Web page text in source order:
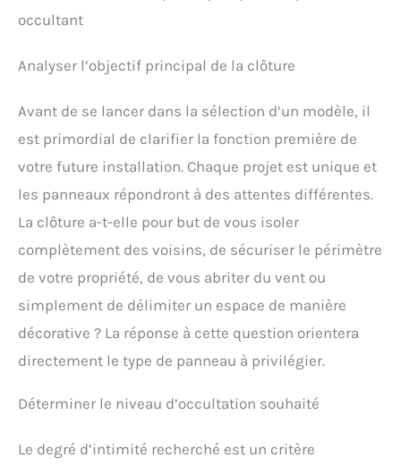
occultant
Analyser l’objectif principal de la clôture
Avant de se lancer dans la sélection d’un modèle, il
est primordial de clarifier la fonction première de
votre future installation. Chaque projet est unique et
les panneaux répondront à des attentes différentes.
La clôture a-t-elle pour but de vous isoler
complètement des voisins, de sécuriser le périmètre
de votre propriété, de vous abriter du vent ou
simplement de délimiter un espace de manière
décorative ? La réponse à cette question orientera
directement le type de panneau à privilégier.
Déterminer le niveau d’occultation souhaité
Le degré d’intimité recherché est un critère